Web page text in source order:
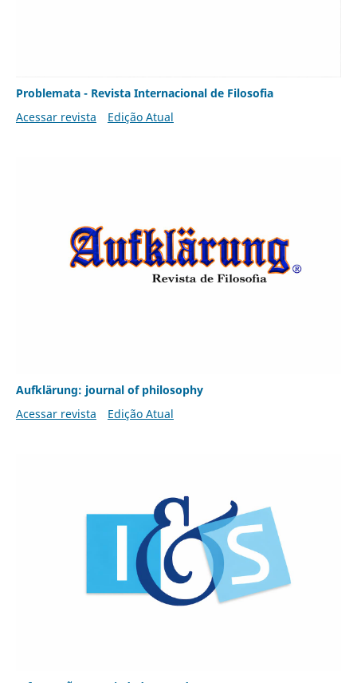
Problemata - Revista Internacional de Filosofia
Acessar revista
Edição Atual
Aufklärung: journal of philosophy
Acessar revista
Edição Atual